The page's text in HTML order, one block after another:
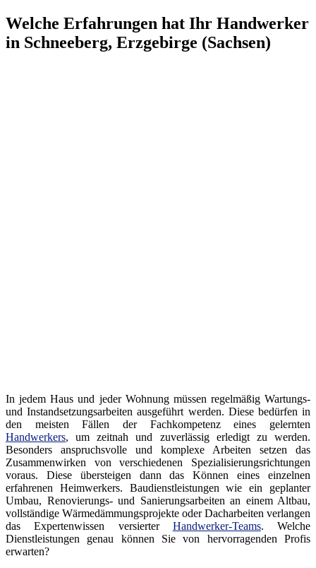
Welche Erfahrungen hat Ihr Handwerker
in Schneeberg, Erzgebirge (Sachsen)
In jedem Haus und jeder Wohnung müssen regelmäßig Wartungs-
und Instandsetzungsarbeiten ausgeführt werden. Diese bedürfen in
den meisten Fällen der Fachkompetenz eines gelernten
Handwerkers, um zeitnah und zuverlässig erledigt zu werden.
Besonders anspruchsvolle und komplexe Arbeiten setzen das
Zusammenwirken von verschiedenen Spezialisierungsrichtungen
voraus. Diese übersteigen dann das Können eines einzelnen
erfahrenen Heimwerkers. Baudienstleistungen wie ein geplanter
Umbau, Renovierungs- und Sanierungsarbeiten an einem Altbau,
vollständige Wärmedämmungsprojekte oder Dacharbeiten verlangen
das Expertenwissen versierter Handwerker-Teams. Welche
Dienstleistungen genau können Sie von hervorragenden Profis
erwarten?